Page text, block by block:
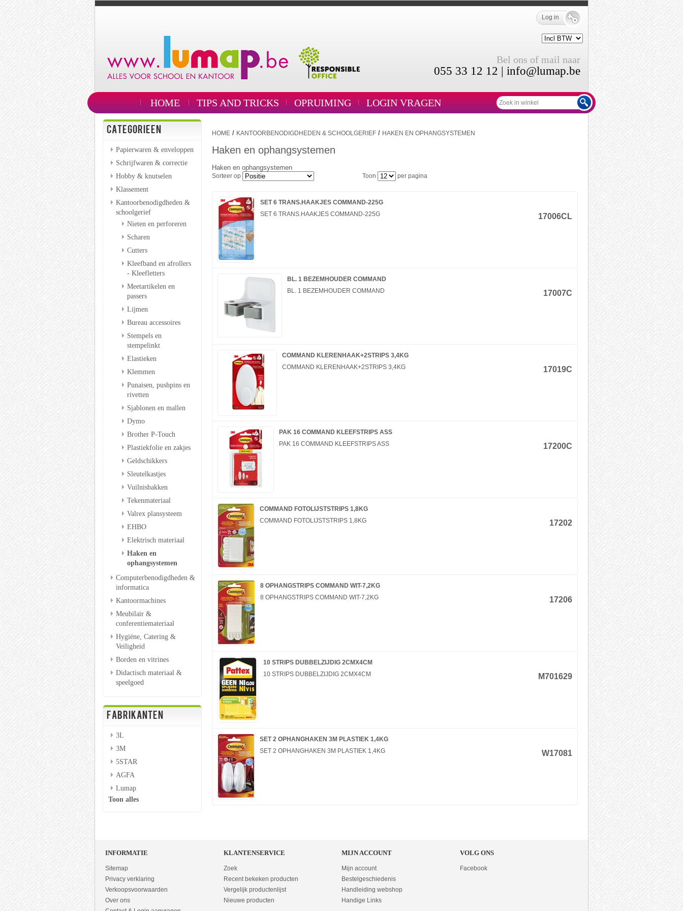
Log in
Bel ons of mail naar
055 33 12 12 | info@lumap.be
HOME TIPS AND TRICKS OPRUIMING LOGIN VRAGEN
CATEGORIEEN
Papierwaren & enveloppen
Schrijfwaren & correctie
Hobby & knutselen
Klassement
Kantoorbenodigdheden &
schoolgerief
Nieten en perforeren
Scharen
Cutters
Kleefband en afrollers
- Kleefletters
Meetartikelen en
passers
Lijmen
Bureau accessoires
Stempels en
stempelinkt
Elastieken
Klemmen
Punaisen, pushpins en
rivetten
Sjablonen en mallen
Dymo
Brother P-Touch
Plastiekfolie en zakjes
Geldschikkers
Sleutelkastjes
Vuilnisbakken
Tekenmateriaal
Valrex plansysteem
EHBO
Elektrisch materiaal
Haken en
ophangsystemen
Computerbenodigdheden &
informatica
Kantoormachines
Meubilair &
conferentiemateriaal
Hygiëne, Catering &
Veiligheid
Borden en vitrines
Didactisch materiaal &
speelgoed
FABRIKANTEN
3L
3M
5STAR
AGFA
Lumap
Toon alles
HOME / KANTOORBENODIGDHEDEN & SCHOOLGERIEF / HAKEN EN OPHANGSYSTEMEN
Haken en ophangsystemen
Haken en ophangsystemen
Sorteer op Toon per pagina
SET 6 TRANS.HAAKJES COMMAND-225G
SET 6 TRANS.HAAKJES COMMAND-225G
17006CL
BL. 1 BEZEMHOUDER COMMAND
BL. 1 BEZEMHOUDER COMMAND
17007C
COMMAND KLERENHAAK+2STRIPS 3,4KG
COMMAND KLERENHAAK+2STRIPS 3,4KG
17019C
PAK 16 COMMAND KLEEFSTRIPS ASS
PAK 16 COMMAND KLEEFSTRIPS ASS
17200C
COMMAND FOTOLIJSTSTRIPS 1,8KG
COMMAND FOTOLIJSTSTRIPS 1,8KG
17202
8 OPHANGSTRIPS COMMAND WIT-7,2KG
8 OPHANGSTRIPS COMMAND WIT-7,2KG
17206
10 STRIPS DUBBELZIJDIG 2CMX4CM
10 STRIPS DUBBELZIJDIG 2CMX4CM
M701629
SET 2 OPHANGHAKEN 3M PLASTIEK 1,4KG
SET 2 OPHANGHAKEN 3M PLASTIEK 1,4KG
W17081
INFORMATIE
Sitemap
Privacy verklaring
Verkoopsvoorwaarden
Over ons
KLANTENSERVICE
Zoek
Recent bekeken producten
Vergelijk productenlijst
Nieuwe producten
MIJN ACCOUNT
Mijn account
Bestelgeschiedenis
Handleiding webshop
Handige Links
VOLG ONS
Facebook